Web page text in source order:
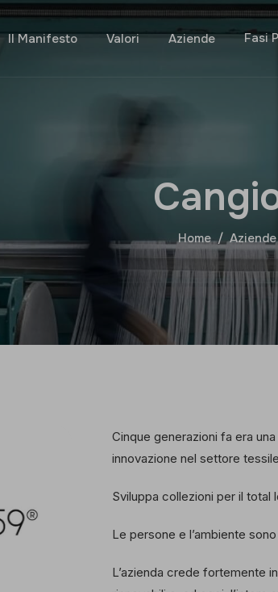
Il Manifesto Valori Aziende Fasi
Cangi
Home Aziende
Cinque generazioni fa era
innovazione nel settore
Sviluppa collezioni per il
Le persone e l’ambiente
L’azienda crede fortemente